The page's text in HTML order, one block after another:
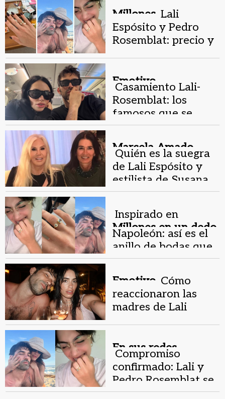
Millones. Lali
Espósito y Pedro
Rosemblat: precio y
Emotivo.
Casamiento Lali-
Rosemblat: los
famosos que se
ofrecieron para
cantar en la fiesta
Marcela Amado.
Quién es la suegra
de Lali Espósito y
estilista de Susana
Giménez
Millones en un dedo.
Inspirado en
Napoleón: así es el
anillo de bodas que
Pedro Rosemblat le
dio a Lali Espósito
Emotivo. Cómo
reaccionaron las
madres de Lali
casamiento
En sus redes .
Compromiso
confirmado: Lali y
Pedro Rosemblat se
casan